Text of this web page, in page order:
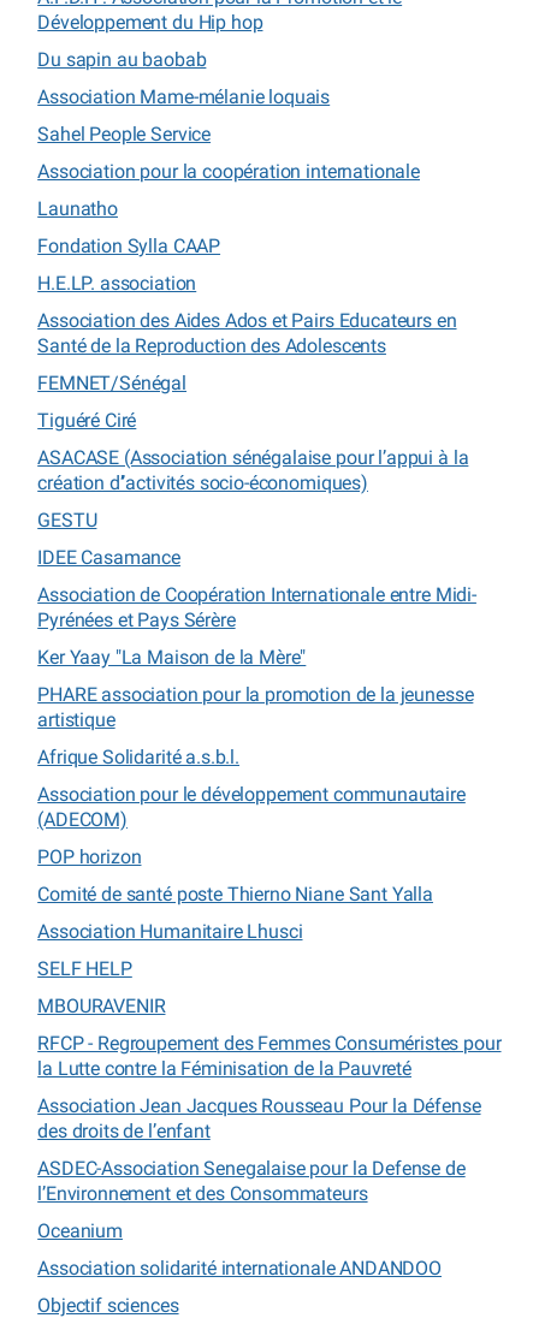
Développement du Hip hop
Du sapin au baobab
Association Mame-mélanie loquais
Sahel People Service
Association pour la coopération internationale
Launatho
Fondation Sylla CAAP
H.E.LP. association
Association des Aides Ados et Pairs Educateurs en
Santé de la Reproduction des Adolescents
FEMNET/Sénégal
Tiguéré Ciré
ASACASE (Association sénégalaise pour l’appui à la
création d’’activités socio-économiques)
GESTU
IDEE Casamance
Association de Coopération Internationale entre Midi-
Pyrénées et Pays Sérère
Ker Yaay "La Maison de la Mère"
PHARE association pour la promotion de la jeunesse
artistique
Afrique Solidarité a.s.b.l.
Association pour le développement communautaire
(ADECOM)
POP horizon
Comité de santé poste Thierno Niane Sant Yalla
Association Humanitaire Lhusci
SELF HELP
MBOURAVENIR
RFCP - Regroupement des Femmes Consuméristes pour
la Lutte contre la Féminisation de la Pauvreté
Association Jean Jacques Rousseau Pour la Défense
des droits de l’enfant
ASDEC-Association Senegalaise pour la Defense de
l’Environnement et des Consommateurs
Oceanium
Association solidarité internationale ANDANDOO
Objectif sciences